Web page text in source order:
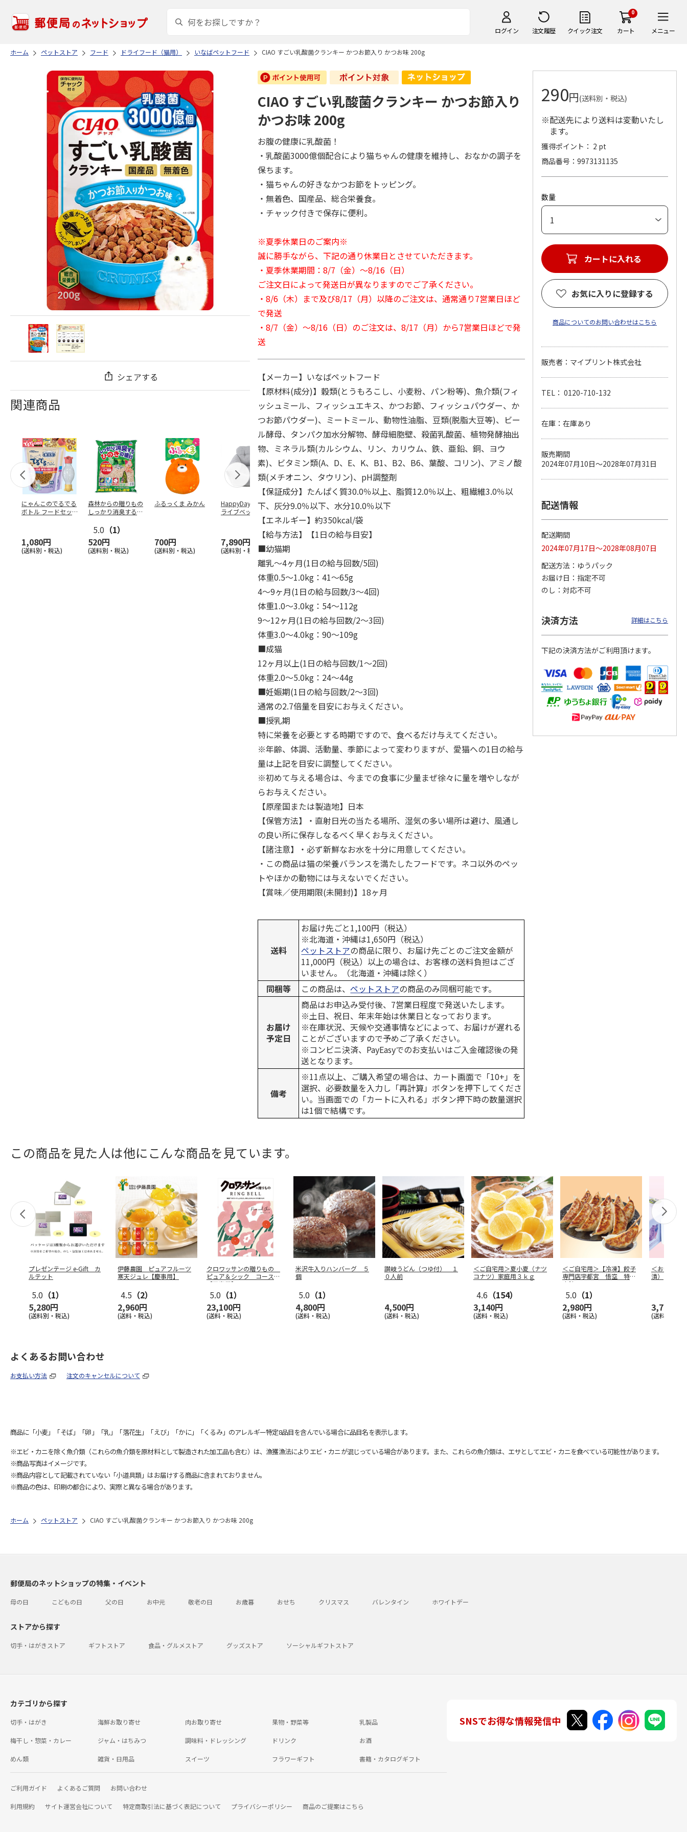
ログイン 注文履歴 クイック注文
0
カート メニュー
ホーム ペットストア フード ドライフード（猫用） いなばペットフード CIAO すごい乳酸菌クランキー かつお節入り かつお味 200g
シェアする
関連商品
にゃんこのでるでる
ボトル フードセッ
1,080円
(送料別・税込)
森林からの贈りもの
しっかり消臭するひ
5.0 （1）
520円
(送料別・税込)
ふるっくま みかん
700円
(送料別・税込)
HappyDays 2wayド
ライブベッド グレ
7,890円
(送料別・税込)
獣医師開発 ニオイ
をとる砂専用 猫ト
イレ ナチュラルグ
1,550円
(送料別・税込)
デオトイレ 飛び散
らない消臭・抗菌サ
ンド 4L
1,320円
ペット線香 虹のか
なた フルーティフ
ローラルの香り
590円
(送料別・税込)
えBOX とりささ…
380円
(送料別・税込)
CIAO すごい乳酸菌クランキー かつお節入り
かつお味 200g
お腹の健康に乳酸菌！
・乳酸菌3000億個配合により猫ちゃんの健康を維持し、おなかの調子を
保ちます。
・猫ちゃんの好きなかつお節をトッピング。
・無着色、国産品、総合栄養食。
・チャック付きで保存に便利。
※夏季休業日のご案内※
誠に勝手ながら、下記の通り休業日とさせていただきます。
・夏季休業期間：8/7（金）～8/16（日）
ご注文日によって発送日が異なりますのでご了承ください。
・8/6（木）まで及び8/17（月）以降のご注文は、通常通り7営業日ほど
で発送
・8/7（金）～8/16（日）のご注文は、8/17（月）から7営業日ほどで発
送
【メーカー】いなばペットフード
【原材料(成分)】穀類(とうもろこし、小麦粉、パン粉等)、魚介類(フィ
ッシュミール、フィッシュエキス、かつお節、フィッシュパウダー、か
つお節パウダー)、ミートミール、動物性油脂、豆類(脱脂大豆等)、ビー
ル酵母、タンパク加水分解物、酵母細胞壁、殺菌乳酸菌、植物発酵抽出
物、ミネラル類(カルシウム、リン、カリウム、鉄、亜鉛、銅、ヨウ
素)、ビタミン類(A、D、E、K、B1、B2、B6、葉酸、コリン)、アミノ酸
類(メチオニン、タウリン)、pH調整剤
【保証成分】たんぱく質30.0％以上、脂質12.0％以上、粗繊維3.0％以
下、灰分9.0％以下、水分10.0％以下
【エネルギー】約350kcal/袋
【給与方法】【1日の給与目安】
■幼猫期
離乳～4ヶ月(1日の給与回数/5回)
体重0.5～1.0kg：41～65g
4～9ヶ月(1日の給与回数/3～4回)
体重1.0～3.0kg：54～112g
9～12ヶ月(1日の給与回数/2～3回)
体重3.0～4.0kg：90～109g
■成猫
12ヶ月以上(1日の給与回数/1～2回)
体重2.0～5.0kg：24～44g
■妊娠期(1日の給与回数/2～3回)
通常の2.7倍量を目安にお与えください。
■授乳期
特に栄養を必要とする時期ですので、食べるだけ与えてください。
※年齢、体調、活動量、季節によって変わりますが、愛猫への1日の給与
量は上記を目安に調整してください。
※初めて与える場合は、今までの食事に少量まぜ徐々に量を増やしなが
らお与えください。
【原産国または製造地】日本
【保管方法】・直射日光の当たる場所、湿気の多い場所は避け、風通し
の良い所に保存しなるべく早くお与えください。
【諸注意】・必ず新鮮なお水を十分に用意してください。
・この商品は猫の栄養バランスを満たしたフードです。ネコ以外のペッ
トやほかの動物には与えないでください。
【賞味／使用期限(未開封)】18ヶ月
送料
お届け先ごと1,100円（税込）
※北海道・沖縄は1,650円（税込）
ペットストアの商品に限り、お届け先ごとのご注文金額が
11,000円（税込）以上の場合は、お客様の送料負担はござ
いません。（北海道・沖縄は除く）
同梱等
この商品は、ペットストアの商品のみ同梱可能です。
お届け
予定日
商品はお申込み受付後、7営業日程度で発送いたします。
※土日、祝日、年末年始は休業日となっております。
※在庫状況、天候や交通事情などによって、お届けが遅れる
ことがございますので予めご了承ください。
※コンビニ決済、PayEasyでのお支払いはご入金確認後の発
送となります。
備考
※11点以上、ご購入希望の場合は、カート画面で「10+」を
選択、必要数量を入力し「再計算」ボタンを押下してくださ
い。当画面での「カートに入れる」ボタン押下時の数量選択
は1個で結構です。
290円(送料別・税込)
※配送先により送料は変動いたし
ます。
獲得ポイント： 2 pt
商品番号
9973131135
数量
カートに入れる
お気に入りに登録する
商品についてのお問い合わせはこちら
販売者：マイプリント株式会社
TEL： 0120-710-132
在庫：在庫あり
販売期間
2024年07月10日～2028年07月31日
配送情報
配送期間
2024年07月17日～2028年08月07日
配送方法
ゆうパック
お届け日
指定不可
のし
対応不可
決済方法 詳細はこちら
下記の決済方法がご利用頂けます。
この商品を見た人は他にこんな商品を見ています。
プレゼンテージ e-Gift カ
ルテット
5.0 （1）
5,280円
(送料別・税込)
伊藤農園 ピュアフルーツ
寒天ジュレ【慶事用】
4.5 （2）
2,960円
(送料・税込)
クロワッサンの贈りもの
ピュア＆シック コース
【弔事用】
5.0 （1）
23,100円
(送料・税込)
米沢牛入りハンバーグ ５
個
5.0 （1）
4,800円
(送料・税込)
讃岐うどん（つゆ付） １
０人前
4,500円
(送料・税込)
＜ご自宅用＞夏小夏（ナツ
コナツ）家庭用３ｋｇ
4.6 （154）
3,140円
(送料・税込)
＜ご自宅用＞【冷凍】餃子
専門店宇都宮 悟空 特製
肉餃子
5.0 （1）
2,980円
(送料・税込)
＜お中元＞
漬）
3,750円
(送料・税込)
よくあるお問い合わせ
お支払い方法 注文のキャンセルについて
商品に「小麦」「そば」「卵」「乳」「落花生」「えび」「かに」「くるみ」のアレルギー特定8品目を含んでいる場合に品目名を表示します。
※エビ・カニを除く魚介類（これらの魚介類を原材料として製造された加工品も含む）は、漁獲漁法によりエビ・カニが混じっている場合があります。また、これらの魚介類は、エサとしてエビ・カニを食べている可能性があります。
※商品写真はイメージです。
※商品内容として記載されていない「小道具類」はお届けする商品に含まれておりません。
※商品の色は、印刷の都合により、実際と異なる場合があります。
ホーム ペットストア CIAO すごい乳酸菌クランキー かつお節入り かつお味 200g
郵便局のネットショップの特集・イベント
母の日 こどもの日 父の日 お中元 敬老の日 お歳暮 おせち クリスマス バレンタイン ホワイトデー
ストアから探す
切手・はがきストア ギフトストア 食品・グルメストア グッズストア ソーシャルギフトストア
カテゴリから探す
切手・はがき 海鮮お取り寄せ 肉お取り寄せ 果物・野菜等 乳製品
梅干し・惣菜・カレー ジャム・はちみつ 調味料・ドレッシング ドリンク お酒
めん類 雑貨・日用品 スイーツ フラワーギフト 書籍・カタログギフト
ご利用ガイド よくあるご質問 お問い合わせ
利用規約 サイト運営会社について 特定商取引法に基づく表記について プライバシーポリシー 商品のご提案はこちら
SNSでお得な情報発信中